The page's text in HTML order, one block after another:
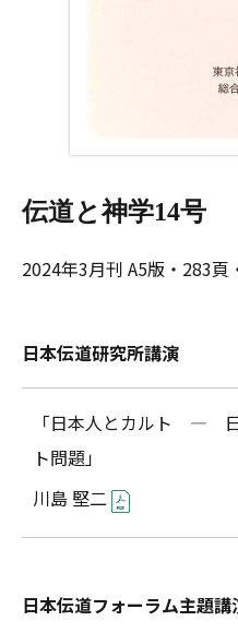
伝道と神学14号
2024年3月刊 A5版・283
日本伝道研究所講演
「日本人とカルト ―
ト問題」
川島 堅二
日本伝道フォーラム主題講